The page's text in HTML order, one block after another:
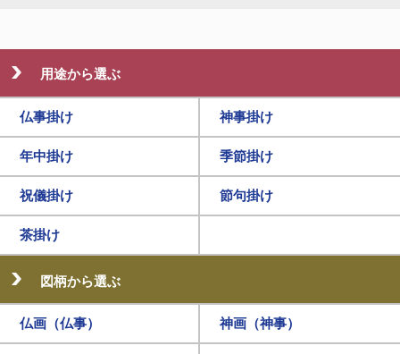
用途から選ぶ
仏事掛け 神事掛け
年中掛け 季節掛け
祝儀掛け 節句掛け
茶掛け
図柄から選ぶ
仏画（仏事） 神画（神事）